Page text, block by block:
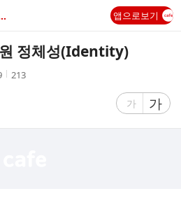
앱으로보기
정체성(Identity)
조
213
글
가
글
자
가